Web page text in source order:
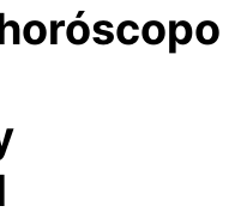
y la plata